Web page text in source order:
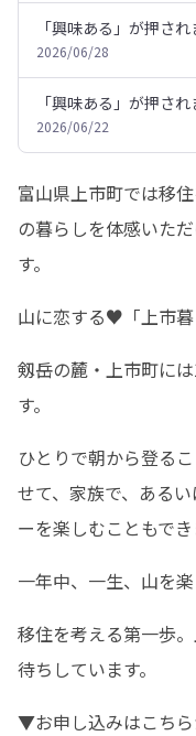
「興味ある」が押され
2026/06/28
「興味ある」が押され
2026/06/22
富山県上市町では移
の暮らしを体感いた
す。
山に恋する♥「上市暮
剱岳の麓・上市町に
す。
ひとりで朝から登る
せて、家族で、ある
ーを楽しむこともでき
一年中、一生、山を楽
移住を考える第一歩
待ちしています。